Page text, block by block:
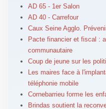
AD 65 - 1er Salon
AD 40 - Carrefour
Caux Seine Agglo.
Pacte financier et fiscal :
communautaire
Coup de jeune sur les
Les maires face à
téléphonie mobile
Cornebarrieu forme les
Brindas soutient la